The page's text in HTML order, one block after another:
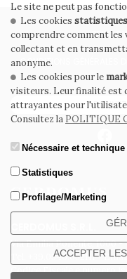
Via Emilia Ponente, 1000 -
Tel. +39.0546.652111 -
Codice Fiscale e numero
CONDITIONS GÉNÉRALES
Le site ne peut pas
Les cookies statistiques
comprendre comment
collectant et en
anonyme.
Les cookies pour le
visiteurs. Leur finalité est
attrayantes pour
Consultez la POLITIQUE
Nécessaire et technique
Statistiques
Profilage/Marketing
ACCEPTER